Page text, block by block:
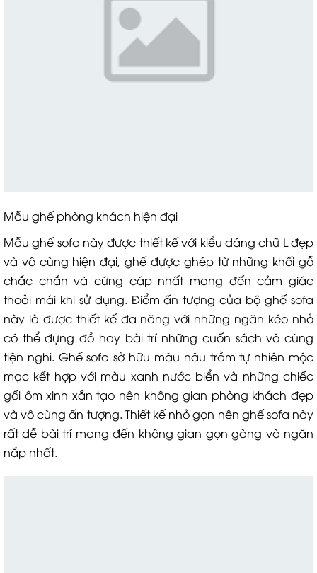
Mẫu ghế phòng khách hiện đại
Mẫu ghế sofa này được thiết kế với kiểu dáng chữ L đẹp
và vô cùng hiện đại, ghế được ghép từ những khối gỗ
chắc chắn và cứng cáp nhất mang đến cảm giác
thoải mái khi sử dụng. Điểm ấn tượng của bộ ghế sofa
này là được thiết kế đa năng với những ngăn kéo nhỏ
có thể đựng đồ hay bài trí những cuốn sách vô cùng
tiện nghi. Ghế sofa sở hữu màu nâu trầm tự nhiên mộc
mạc kết hợp với màu xanh nước biển và những chiếc
gối ôm xinh xắn tạo nên không gian phòng khách đẹp
và vô cùng ấn tượng. Thiết kế nhỏ gọn nên ghế sofa này
rất dễ bài trí mang đến không gian gọn gàng và ngăn
nắp nhất.